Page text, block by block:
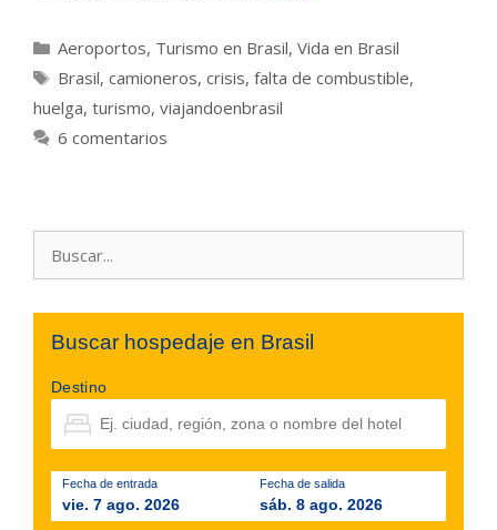
Categorías
Aeroportos, Turismo en Brasil, Vida en Brasil
Etiquetas
Brasil, camioneros, crisis, falta de combustible,
huelga, turismo, viajandoenbrasil
6 comentarios
Buscar hospedaje en Brasil
Destino
Fecha de entrada
vie. 7 ago. 2026
Fecha de salida
sáb. 8 ago. 2026